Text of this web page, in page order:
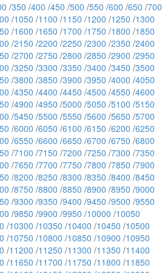
/350 /400 /450 /500 /550 /600 /650 /700
/1050 /1100 /1150 /1200 /1250 /1300
/1600 /1650 /1700 /1750 /1800 /1850
/2150 /2200 /2250 /2300 /2350 /2400
/2700 /2750 /2800 /2850 /2900 /2950
/3250 /3300 /3350 /3400 /3450 /3500
/3800 /3850 /3900 /3950 /4000 /4050
/4350 /4400 /4450 /4500 /4550 /4600
/4900 /4950 /5000 /5050 /5100 /5150
/5450 /5500 /5550 /5600 /5650 /5700
/6000 /6050 /6100 /6150 /6200 /6250
/6550 /6600 /6650 /6700 /6750 /6800
/7100 /7150 /7200 /7250 /7300 /7350
/7650 /7700 /7750 /7800 /7850 /7900
/8200 /8250 /8300 /8350 /8400 /8450
/8750 /8800 /8850 /8900 /8950 /9000
/9300 /9350 /9400 /9450 /9500 /9550
/9850 /9900 /9950 /10000 /10050
/10300 /10350 /10400 /10450 /10500
/10750 /10800 /10850 /10900 /10950
/11200 /11250 /11300 /11350 /11400
/11650 /11700 /11750 /11800 /11850